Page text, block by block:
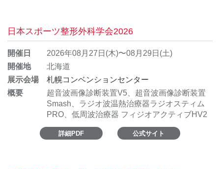
日本スポーツ整形外科学会2026
開催日
2026年08月27日(木)〜08月29日(土)
開催地
北海道
展示会場
札幌コンベンションセンター
概要
超音波画像診断装置V5、超音波画像診断装置
Smash、ラジオ波温熱治療器ラジオスティム
PRO、低周波治療器 フィジオアクティブHV2
詳細PDF 公式サイト